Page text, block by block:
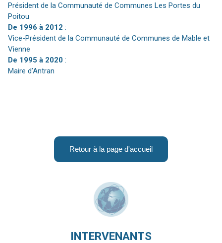
Président de la Communauté de Communes Les Portes du
Poitou
De 1996 à 2012 :
Vice-Président de la Communauté de Communes de Mable et
Vienne
De 1995 à 2020 :
Maire d’Antran
Retour à la page d'accueil
INTERVENANTS